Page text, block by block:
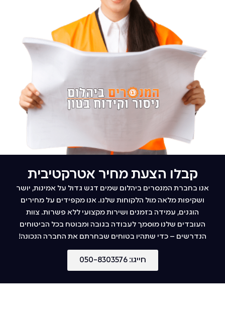
קבלו הצעת מחיר אטרקטיבית
אנו בחברת המנסרים ביהלום שמים דגש גדול על אמינות, יושר
ושקיפות מלאה מול הלקוחות שלנו. אנו מקפידים על מחירים
הוגנים, עמידה בזמנים ושירות מקצועי ללא פשרות. צוות
העובדים שלנו מוסמך לעבודה בגובה ומבוטח בכל הביטוחים
הנדרשים – כדי שתהיו בטוחים שבחרתם את החברה הנכונה!
חייגו: 050-8303576